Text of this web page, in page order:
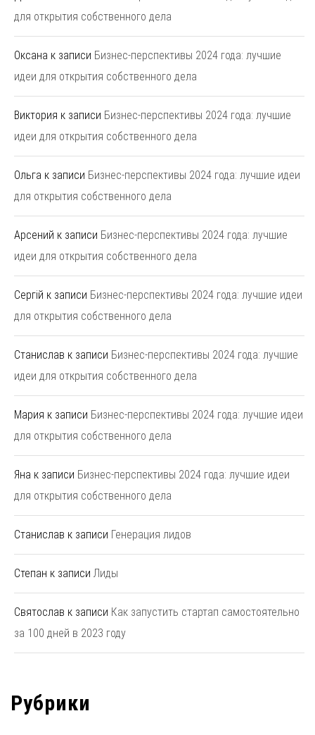
для открытия собственного дела
Оксана к записи Бизнес-перспективы 2024 года: лучшие
идеи для открытия собственного дела
Виктория к записи Бизнес-перспективы 2024 года: лучшие
идеи для открытия собственного дела
Ольга к записи Бизнес-перспективы 2024 года: лучшие идеи
для открытия собственного дела
Арсений к записи Бизнес-перспективы 2024 года: лучшие
идеи для открытия собственного дела
Сергій к записи Бизнес-перспективы 2024 года: лучшие идеи
для открытия собственного дела
Станислав к записи Бизнес-перспективы 2024 года: лучшие
идеи для открытия собственного дела
Мария к записи Бизнес-перспективы 2024 года: лучшие идеи
для открытия собственного дела
Яна к записи Бизнес-перспективы 2024 года: лучшие идеи
для открытия собственного дела
Станислав к записи Генерация лидов
Степан к записи Лиды
Святослав к записи Как запустить стартап самостоятельно
за 100 дней в 2023 году
Рубрики